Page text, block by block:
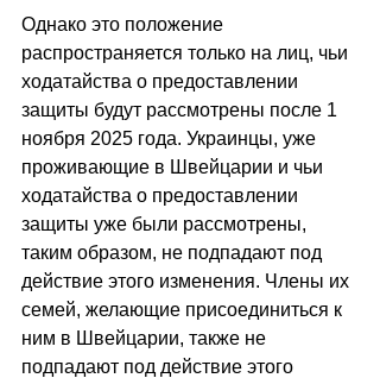
Однако это положение
распространяется только на лиц, чьи
ходатайства о предоставлении
защиты будут рассмотрены после 1
ноября 2025 года. Украинцы, уже
проживающие в Швейцарии и чьи
ходатайства о предоставлении
защиты уже были рассмотрены,
таким образом, не подпадают под
действие этого изменения. Члены их
семей, желающие присоединиться к
ним в Швейцарии, также не
подпадают под действие этого